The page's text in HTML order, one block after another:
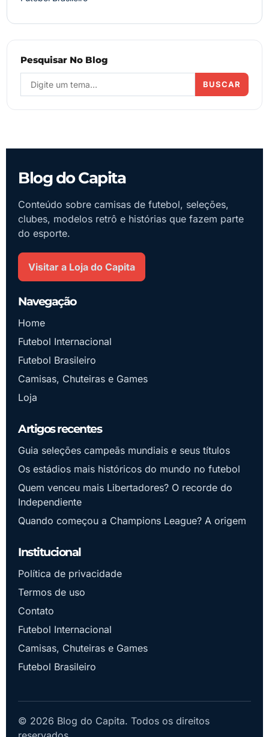
Pesquisar No Blog
BUSCAR
Blog do Capita
Conteúdo sobre camisas de futebol, seleções,
clubes, modelos retrô e histórias que fazem parte
do esporte.
Visitar a Loja do Capita
Navegação
Home
Futebol Internacional
Futebol Brasileiro
Camisas, Chuteiras e Games
Loja
Artigos recentes
Guia seleções campeãs mundiais e seus títulos
Os estádios mais históricos do mundo no futebol
Quem venceu mais Libertadores? O recorde do
Independiente
Quando começou a Champions League? A origem
Institucional
Política de privacidade
Termos de uso
Contato
Futebol Internacional
Camisas, Chuteiras e Games
Futebol Brasileiro
© 2026 Blog do Capita. Todos os direitos